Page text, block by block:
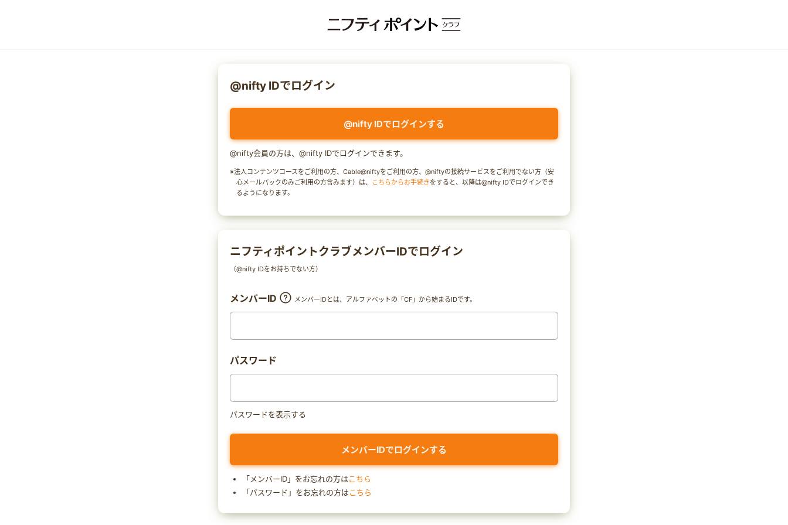
@nifty IDでログイン
@nifty IDでログインする
@nifty会員の方は、@nifty IDでログインできます。
※法人コンテンツコースをご利用の方、Cable@niftyをご利用の方、@niftyの接続サービスをご利用でない方（安
心メールパックのみご利用の方含みます）は、
こちらからお手続きをすると、以降は@nifty IDでログインでき
るようになります。
ニフティポイントクラブメンバーIDでログイン
（@nifty IDをお持ちでない方）
メンバーID メンバーIDとは、アルファベットの「CF」から始まるIDです。
パスワード
パスワードを表示する
「メンバーID」をお忘れの方はこちら
「パスワード」をお忘れの方はこちら